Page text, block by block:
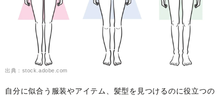
出典：stock.adobe.com
自分に似合う服装やアイテム、髪型を見つけるのに役立つの